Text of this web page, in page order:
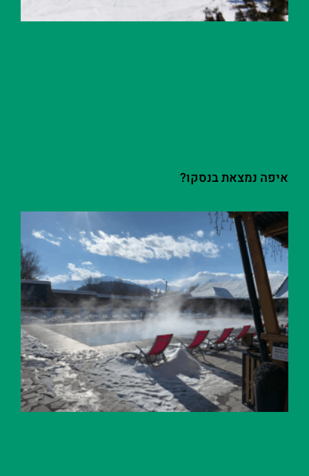
איפה נמצאת בנסקו?